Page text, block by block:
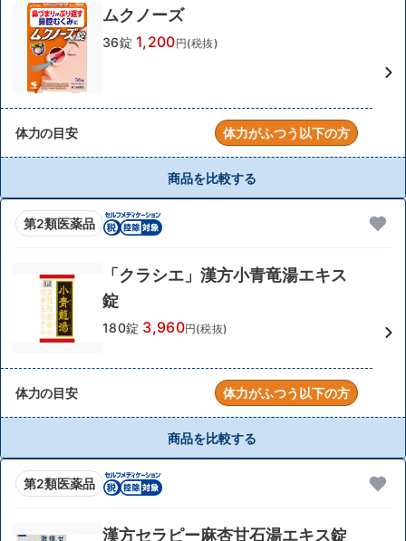
ムクノーズ
36錠 1,200円(税抜)
体力の目安 体力がふつう以下の方
商品を比較する
第2類医薬品
「クラシエ」漢方小青竜湯エキス
錠
180錠 3,960円(税抜)
体力の目安 体力がふつう以下の方
商品を比較する
第2類医薬品
漢方セラピー麻杏甘石湯エキス錠